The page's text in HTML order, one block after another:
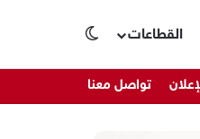
القطاعات
تواصل معنا